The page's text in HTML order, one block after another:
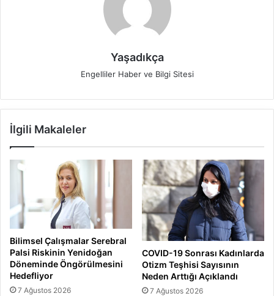
Yaşadıkça
Engelliler Haber ve Bilgi Sitesi
İlgili Makaleler
Bilimsel Çalışmalar Serebral
Palsi Riskinin Yenidoğan
Döneminde Öngörülmesini
Hedefliyor
7 Ağustos 2026
COVID-19 Sonrası Kadınlarda
Otizm Teşhisi Sayısının
Neden Arttığı Açıklandı
7 Ağustos 2026